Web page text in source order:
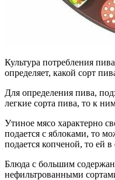
Культура потребления
определяет, какой сорт
Для определения пива,
легкие сорта пива, то к
Утиное мясо характерно
подается с яблоками, то
подается копченой, то ей
Блюда с большим
нефильтрованными